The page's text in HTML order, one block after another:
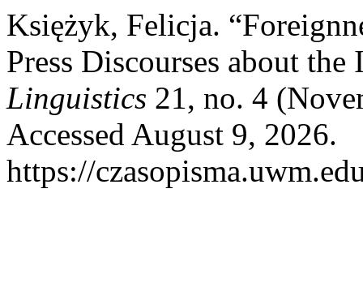
Księżyk, Felicja.
Press Discourses about
Linguistics 21, no. 4
Accessed August 9, 2026.
https://